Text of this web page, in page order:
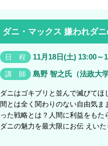
ダニ・マックス 嫌われダ
日 程 11月18日(土) 13:00～
講 師 島野 智之氏（法政大学
ダニはゴキブリと並んで滅びて
間とは全く関わりのない自由気
った戦略とは？人間に利益をも
ダニの魅力を最大限にお伝 えい